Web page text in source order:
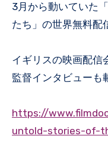
3月から動いていた
たち」の世界無料配
イギリスの映画配信
監督インタビューも
https://
untold-stories-of-